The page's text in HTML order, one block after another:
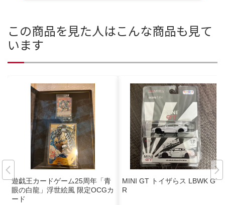
この商品を見た人はこんな商品も見て
います
遊戯王カードゲーム25周年「青
眼の白龍」浮世絵風 限定OCGカ
ード
MINI GT トイザらス LBWK GT-
R